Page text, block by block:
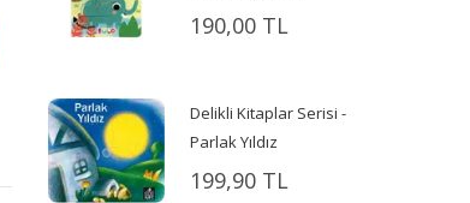
190,00 TL
Delikli Kitaplar Serisi -
Parlak Yıldız
199,90 TL